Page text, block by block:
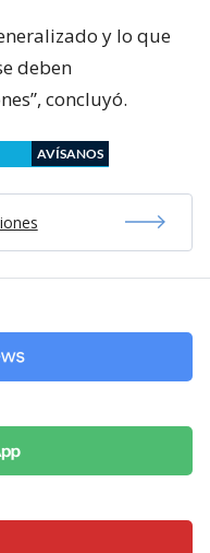
y lo que
deben
concluyó.
AVÍSANOS